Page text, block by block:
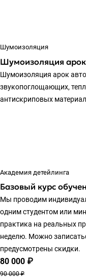
Шумоизоляция
Шумоизоляция арок
Шумоизоляция арок
звукопоглощающих,
антискриповых
Академия детейлинга
Базовый курс
Мы проводим
одним студентом или
практика на реальных
неделю. Можно
предусмотрены скидки.
80 000 ₽
90 000 ₽